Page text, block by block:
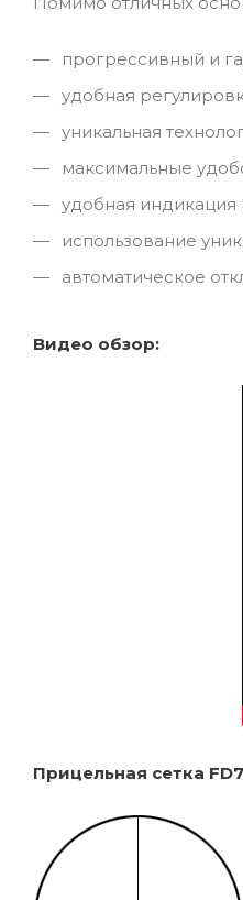
прогрессивный и
удобная
уникальная
максимальные
удобная индикация
использование
автоматическое
Видео обзор:
Прицельная сетка